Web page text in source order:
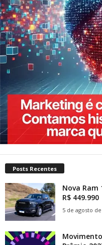
Posts Recentes
Nova Ram
R$ 449.990
5 de agosto